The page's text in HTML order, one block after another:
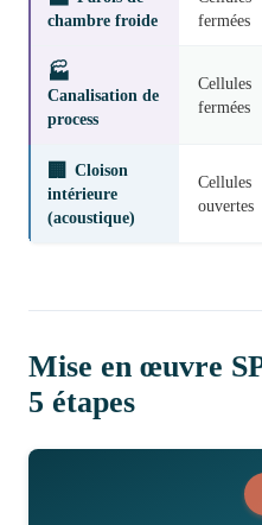
chambre froide
fermées
🏭
Canalisation de
process
Cellules
fermées
🏢
Cloison
intérieure
(acoustique)
Cellules
ouvertes
Mise en œuvre
5 étapes